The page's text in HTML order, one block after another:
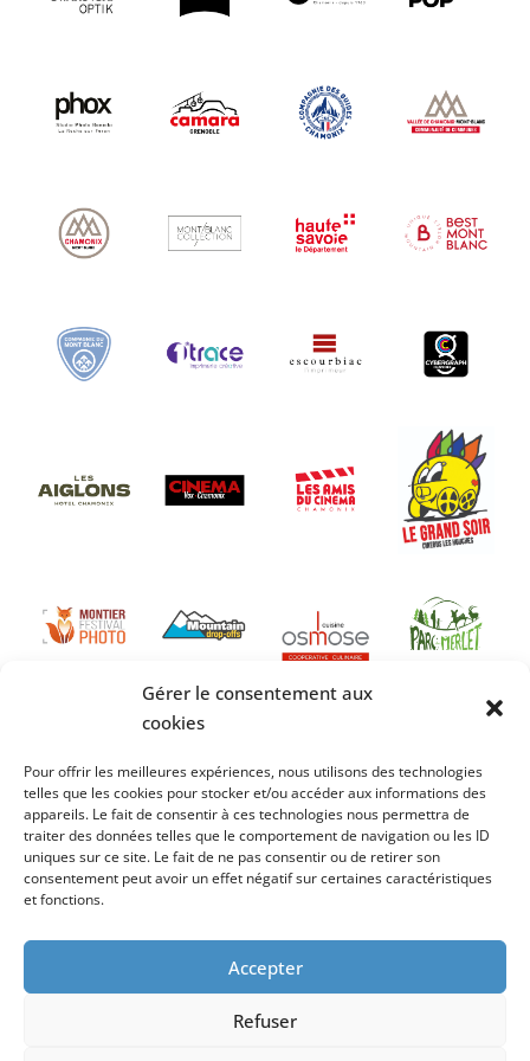
Gérer le consentement aux
cookies
Pour offrir les meilleures expériences, nous utilisons des technologies
telles que les cookies pour stocker et/ou accéder aux informations des
appareils. Le fait de consentir à ces technologies nous permettra de
traiter des données telles que le comportement de navigation ou les ID
uniques sur ce site. Le fait de ne pas consentir ou de retirer son
consentement peut avoir un effet négatif sur certaines caractéristiques
et fonctions.
Accepter
Refuser